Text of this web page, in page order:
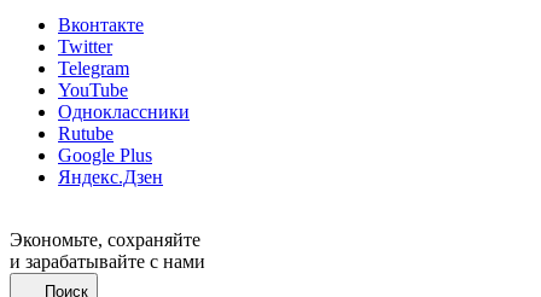
Вконтакте
Twitter
Telegram
YouTube
Одноклассники
Rutube
Google Plus
Яндекс.Дзен
Экономьте, сохраняйте
и зарабатывайте с нами
Поиск